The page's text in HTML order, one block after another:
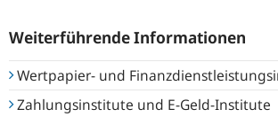
Weiterführende Informationen
Wertpapier- und
Zahlungsinstitute und E-Geld-Institute